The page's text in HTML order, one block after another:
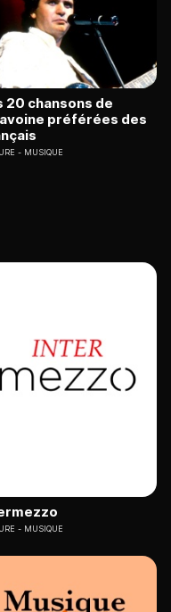
20 chansons de
préférées des
MUSIQUE
MUSIQUE